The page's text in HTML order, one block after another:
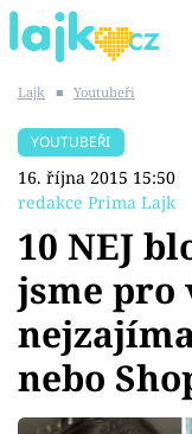
SHOPAHOLICADEL
Témata
Showbyznys
Youtubeři
Lajk ■ Youtubeři
YOUTUBEŘI
16. října 2015 15:50
redakce Prima Lajk
10 NEJ
jsme pro
nebo